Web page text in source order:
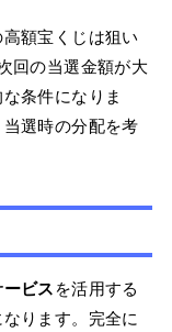
額宝くじは狙い
回の当選金額が大
条件になりま
選時の分配を考
ビス を活用する
ります。完全に